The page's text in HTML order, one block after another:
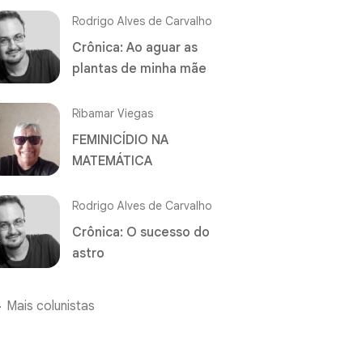
Rodrigo Alves de Carvalho
Crônica: Ao aguar as
plantas de minha mãe
Ribamar Viegas
FEMINICÍDIO NA
MATEMÁTICA
Rodrigo Alves de Carvalho
Crônica: O sucesso do
astro
Mais colunistas